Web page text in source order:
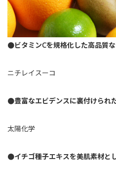
●ビタミンCを規格化した高品質
ニチレイスーコ
●豊富なエビデンスに裏付けられ
太陽化学
●イチゴ種子エキスを美肌素材と